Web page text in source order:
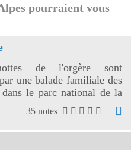
pourraient vous
de l'orgère sont
une balade familiale des
le parc national de la
marmottes de l'Orgère sont
fond d'un vallon juste en
2000 m d'altitude.
35 notes